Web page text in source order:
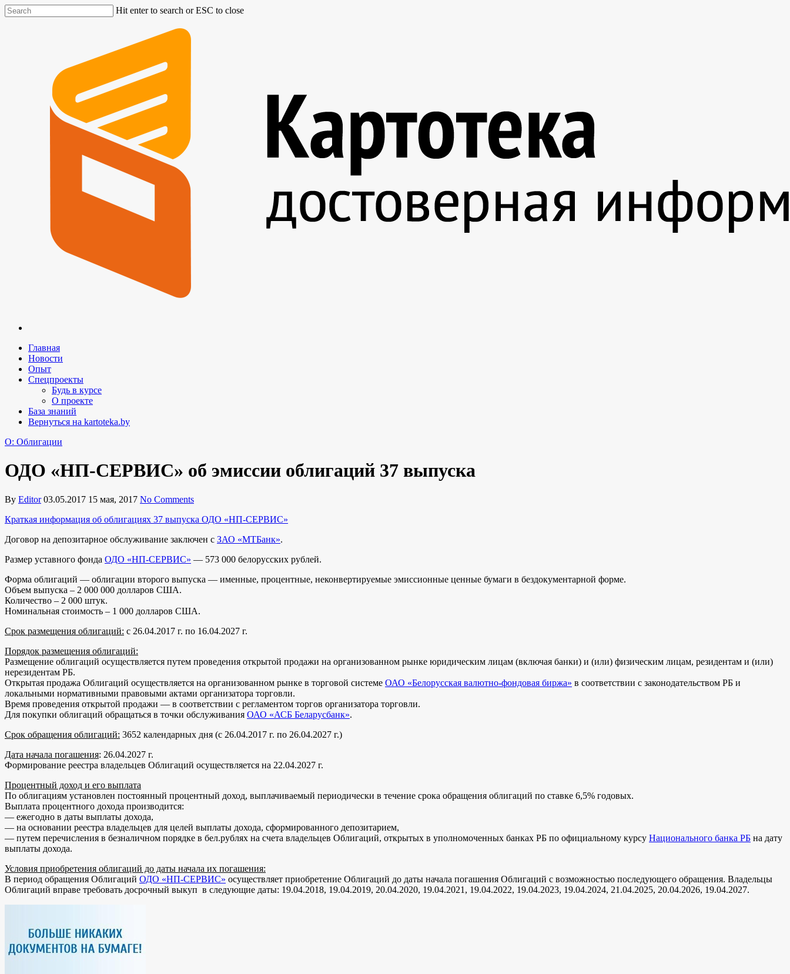
Hit enter to search or ESC to close
Главная
Новости
Опыт
Спецпроекты
Будь в курсе
О проекте
База знаний
Вернуться на kartoteka.by
O: Облигации
ОДО «НП-СЕРВИС» об эмиссии облигаций 37 выпуска
By Editor 03.05.2017 15 мая, 2017 No Comments
Краткая информация об облигациях 37 выпуска ОДО «НП-СЕРВИС»
Договор на депозитарное обслуживание заключен с ЗАО «МТБанк».
Размер уставного фонда ОДО «НП-СЕРВИС» — 573 000 белорусских рублей.
Форма облигаций — облигации второго выпуска — именные, процентные, неконвертируемые эмиссионные ценные бумаги в бездокументарной форме.
Объем выпуска – 2 000 000 долларов США.
Количество – 2 000 штук.
Номинальная стоимость – 1 000 долларов США.
Срок размещения облигаций: с 26.04.2017 г. по 16.04.2027 г.
Порядок размещения облигаций:
Размещение облигаций осуществляется путем проведения открытой продажи на организованном рынке юридическим лицам (включая банки) и (или) физическим лицам, резидентам и (или)
нерезидентам РБ.
Открытая продажа Облигаций осуществляется на организованном рынке в торговой системе ОАО «Белорусская валютно-фондовая биржа» в соответствии с законодательством РБ и
локальными нормативными правовыми актами организатора торговли.
Время проведения открытой продажи — в соответствии с регламентом торгов организатора торговли.
Для покупки облигаций обращаться в точки обслуживания ОАО «АСБ Беларусбанк».
Срок обращения облигаций: 3652 календарных дня (с 26.04.2017 г. по 26.04.2027 г.)
Дата начала погашения: 26.04.2027 г.
Формирование реестра владельцев Облигаций осуществляется на 22.04.2027 г.
Процентный доход и его выплата
По облигациям установлен постоянный процентный доход, выплачиваемый периодически в течение срока обращения облигаций по ставке 6,5% годовых.
Выплата процентного дохода производится:
— ежегодно в даты выплаты дохода,
— на основании реестра владельцев для целей выплаты дохода, сформированного депозитарием,
— путем перечисления в безналичном порядке в бел.рублях на счета владельцев Облигаций, открытых в уполномоченных банках РБ по официальному курсу Национального банка РБ на дату
выплаты дохода.
Условия приобретения облигаций до даты начала их погашения:
В период обращения Облигаций ОДО «НП-СЕРВИС» осуществляет приобретение Облигаций до даты начала погашения Облигаций с возможностью последующего обращения. Владельцы
Облигаций вправе требовать досрочный выкуп в следующие даты: 19.04.2018, 19.04.2019, 20.04.2020, 19.04.2021, 19.04.2022, 19.04.2023, 19.04.2024, 21.04.2025, 20.04.2026, 19.04.2027.